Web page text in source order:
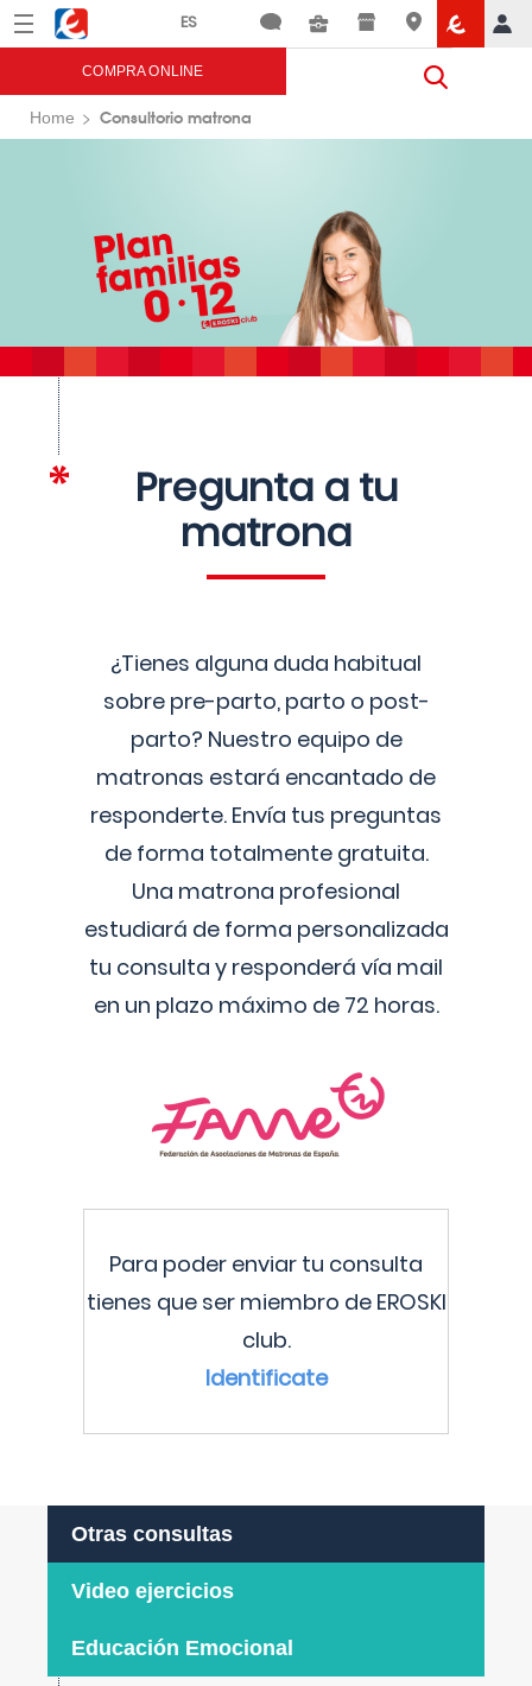
Menú Eroski
COMPRA ONLINE
Home Consultorio matrona
Pregunta a tu
matrona
¿Tienes alguna duda habitual
sobre pre-parto, parto o post-
parto? Nuestro equipo de
matronas estará encantado de
responderte. Envía tus preguntas
de forma totalmente gratuita.
Una matrona profesional
estudiará de forma personalizada
tu consulta y responderá vía mail
en un plazo máximo de 72 horas.
Para poder enviar tu consulta
tienes que ser miembro de EROSKI
club.
Identificate
Otras consultas
Video ejercicios
Educación Emocional